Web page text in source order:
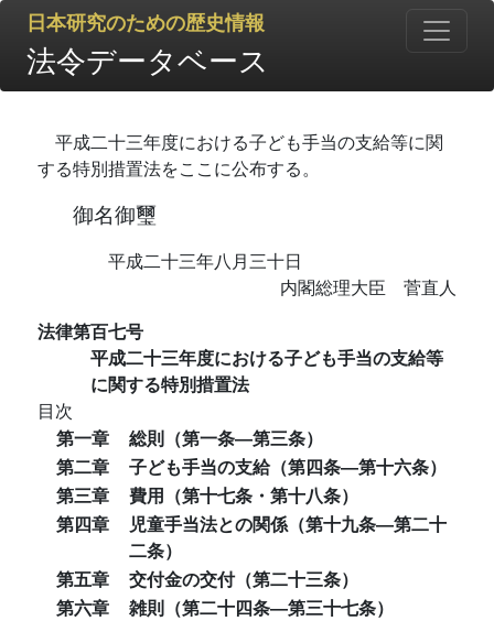
日本研究のための歴史情報
法令データベース
平成二十三年度における子ども手当の支給等に関
する特別措置法をここに公布する。
御名御璽
平成二十三年八月三十日
内閣総理大臣 菅直人
法律第百七号
平成二十三年度における子ども手当の支給等
に関する特別措置法
目次
第一章
総則（第一条―第三条）
第二章
子ども手当の支給（第四条―第十六条）
第三章
費用（第十七条・第十八条）
第四章
児童手当法との関係（第十九条―第二十
二条）
第五章
交付金の交付（第二十三条）
第六章
雑則（第二十四条―第三十七条）